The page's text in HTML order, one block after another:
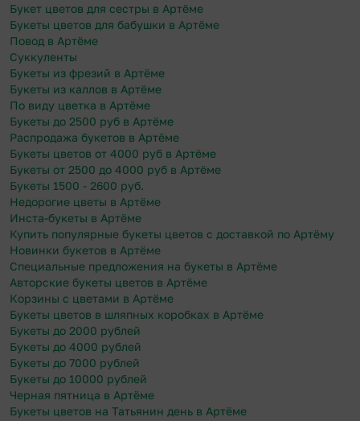
Букет цветов для сестры в Артёме
Букеты цветов для бабушки в Артёме
Повод в Артёме
Суккуленты
Букеты из фрезий в Артёме
Букеты из каллов в Артёме
По виду цветка в Артёме
Букеты до 2500 руб в Артёме
Распродажа букетов в Артёме
Букеты цветов от 4000 руб в Артёме
Букеты от 2500 до 4000 руб в Артёме
Букеты 1500 - 2600 руб.
Недорогие цветы в Артёме
Инста-букеты в Артёме
Купить популярные букеты цветов с доставкой по Артёму
Новинки букетов в Артёме
Специальные предложения на букеты в Артёме
Авторские букеты цветов в Артёме
Корзины с цветами в Артёме
Букеты цветов в шляпных коробках в Артёме
Букеты до 2000 рублей
Букеты до 4000 рублей
Букеты до 7000 рублей
Букеты до 10000 рублей
Черная пятница в Артёме
Букеты цветов на Татьянин день в Артёме